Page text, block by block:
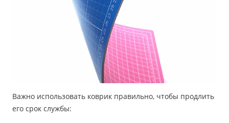
Важно использовать коврик правильно, чтобы продлить
его срок службы: